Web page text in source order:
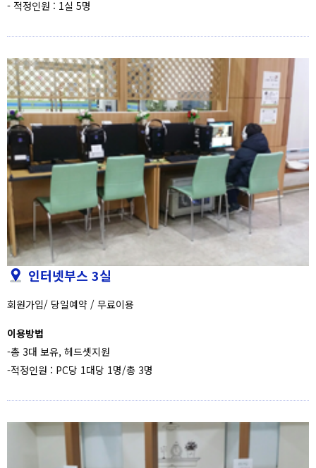
- 적정인원 : 1실 5명
인터넷부스 3실
회원가입/ 당일예약 / 무료이용
이용방법
-총 3대 보유, 헤드셋지원
-적정인원 : PC당 1대당 1명/총 3명